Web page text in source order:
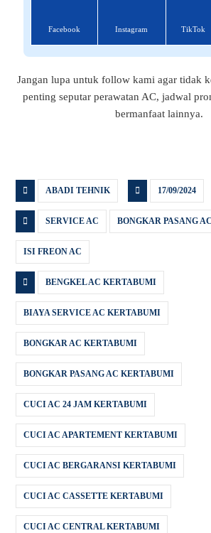
Facebook Instagram TikTok
Jangan lupa untuk follow kami agar tidak
penting seputar perawatan AC, jadwal
bermanfaat lainnya.
ABADI TEHNIK 17/09/2024
SERVICE AC BONGKAR PASANG AC
ISI FREON AC
BENGKEL AC KERTABUMI
BIAYA SERVICE AC KERTABUMI
BONGKAR AC KERTABUMI
BONGKAR PASANG AC KERTABUMI
CUCI AC 24 JAM KERTABUMI
CUCI AC APARTEMENT KERTABUMI
CUCI AC BERGARANSI KERTABUMI
CUCI AC CASSETTE KERTABUMI
CUCI AC CENTRAL KERTABUMI